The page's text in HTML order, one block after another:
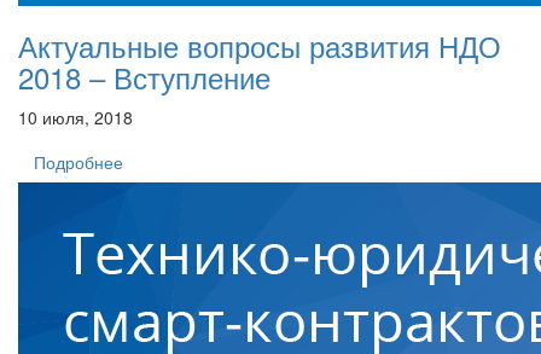
Актуальные вопросы развития НДО
2018 – Вступление
10 июля, 2018
Подробнее